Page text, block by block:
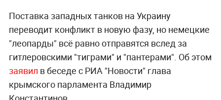
Поставка западных танков на Украину
переводит конфликт в новую фазу, но немецкие
"леопарды" всё равно отправятся вслед за
гитлеровскими "тиграми" и "пантерами". Об этом
заявил в беседе с РИА "Новости" глава
крымского парламента Владимир